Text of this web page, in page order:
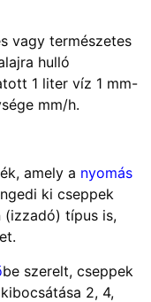
vagy természetes
hulló
1 liter víz 1 mm-
mm/h.
amely a nyomás
ki cseppek
(izzadó) típus is,
be szerelt, cseppek
2, 4,